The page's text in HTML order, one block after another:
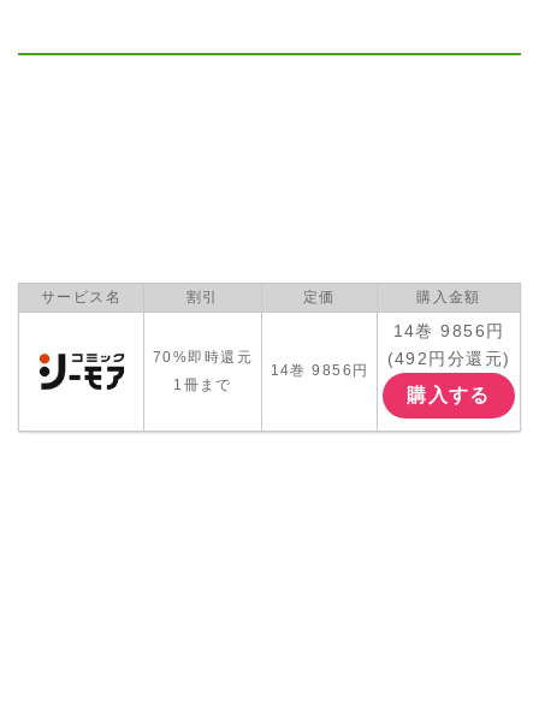
サービス名 割引 定価 購入金額
70%即時還元
1冊まで
14巻 9856円
14巻 9856円
(492円分還元)
購入する